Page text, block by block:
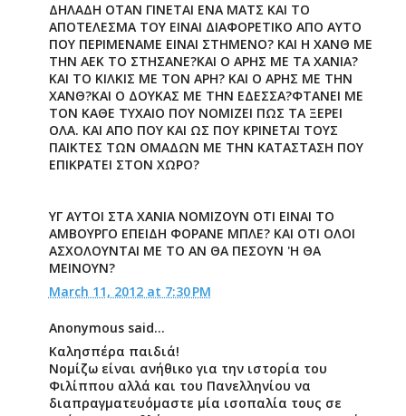
ΔΗΛΑΔΗ ΟΤΑΝ ΓΙΝΕΤΑΙ ΕΝΑ ΜΑΤΣ ΚΑΙ ΤΟ
ΑΠΟΤΕΛΕΣΜΑ ΤΟΥ ΕΙΝΑΙ ΔΙΑΦΟΡΕΤΙΚΟ ΑΠΟ ΑΥΤΟ
ΠΟΥ ΠΕΡΙΜΕΝΑΜΕ ΕΙΝΑΙ ΣΤΗΜΕΝΟ? ΚΑΙ Η ΧΑΝΘ ΜΕ
ΤΗΝ ΑΕΚ ΤΟ ΣΤΗΣΑΝΕ?ΚΑΙ Ο ΑΡΗΣ ΜΕ ΤΑ ΧΑΝΙΑ?
ΚΑΙ ΤΟ ΚΙΛΚΙΣ ΜΕ ΤΟΝ ΑΡΗ? ΚΑΙ Ο ΑΡΗΣ ΜΕ ΤΗΝ
ΧΑΝΘ?ΚΑΙ Ο ΔΟΥΚΑΣ ΜΕ ΤΗΝ ΕΔΕΣΣΑ?ΦΤΑΝΕΙ ΜΕ
ΤΟΝ ΚΑΘΕ ΤΥΧΑΙΟ ΠΟΥ ΝΟΜΙΖΕΙ ΠΩΣ ΤΑ ΞΕΡΕΙ
ΟΛΑ. ΚΑΙ ΑΠΟ ΠΟΥ ΚΑΙ ΩΣ ΠΟΥ ΚΡΙΝΕΤΑΙ ΤΟΥΣ
ΠΑΙΚΤΕΣ ΤΩΝ ΟΜΑΔΩΝ ΜΕ ΤΗΝ ΚΑΤΑΣΤΑΣΗ ΠΟΥ
ΕΠΙΚΡΑΤΕΙ ΣΤΟΝ ΧΩΡΟ?
ΥΓ ΑΥΤΟΙ ΣΤΑ ΧΑΝΙΑ ΝΟΜΙΖΟΥΝ ΟΤΙ ΕΙΝΑΙ ΤΟ
ΑΜΒΟΥΡΓΟ ΕΠΕΙΔΗ ΦΟΡΑΝΕ ΜΠΛΕ? ΚΑΙ ΟΤΙ ΟΛΟΙ
ΑΣΧΟΛΟΥΝΤΑΙ ΜΕ ΤΟ ΑΝ ΘΑ ΠΕΣΟΥΝ 'Η ΘΑ
ΜΕΙΝΟΥΝ?
March 11, 2012 at 7:30 PM
Anonymous said...
Καλησπέρα παιδιά!
Νομίζω είναι ανήθικο για την ιστορία του
Φιλίππου αλλά και του Πανελληνίου να
διαπραγματευόμαστε μία ισοπαλία τους σε